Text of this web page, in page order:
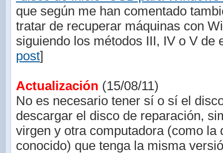
que según me han comentado
tratar de recuperar máquinas con
siguiendo los métodos III, IV o V de
post]
Actualización (15/08/11)
No es necesario tener sí o sí el
descargar el disco de reparación,
virgen y otra computadora (como la
conocido) que tenga la misma